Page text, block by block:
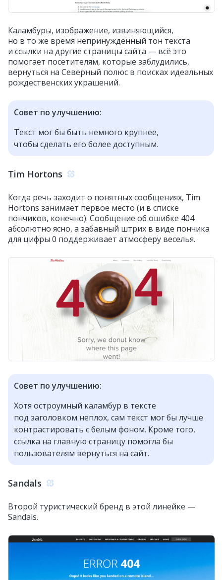
Каламбуры, изображение, извиняющийся,
но в то же время непринуждённый тон текста
и ссылки на другие страницы сайта — всё это
помогает посетителям, которые заблудились,
вернуться на Северный полюс в поисках идеальных
рождественских украшений.
Совет по улучшению:
Текст мог бы быть немного крупнее,
чтобы сделать его более доступным.
Tim Hortons
Когда речь заходит о понятных сообщениях, Tim
Hortons занимает первое место (и в списке
пончиков, конечно). Сообщение об ошибке 404
абсолютно ясно, а забавный штрих в виде пончика
для цифры 0 поддерживает атмосферу веселья.
Совет по улучшению:
Хотя остроумный каламбур в тексте
под заголовком неплох, сам текст мог бы лучше
контрастировать с белым фоном. Кроме того,
ссылка на главную страницу помогла бы
пользователям вернуться на сайт.
Sandals
Второй туристический бренд в этой линейке —
Sandals.